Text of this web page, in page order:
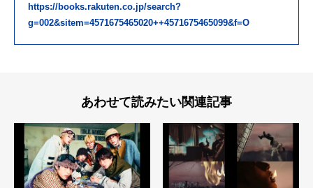
https://books.rakuten.co.jp/search?
g=002&sitem=4571675465020++4571675465099&f=O
あわせて読みたい関連記事